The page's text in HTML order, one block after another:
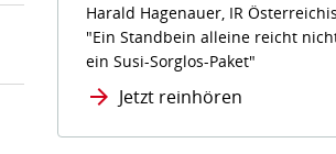
Harald Hagenauer, IR
"Ein Standbein alleine reicht
ein Susi-Sorglos-Paket"
Jetzt reinhören